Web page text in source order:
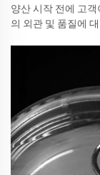
양산 시작 전에 고
의 외관 및 품질에